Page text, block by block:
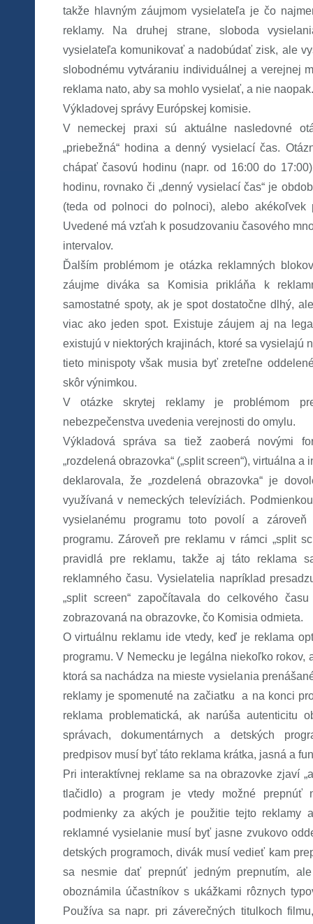
takže hlavným záujmom vysielateľa je čo
reklamy. Na druhej strane, sloboda
vysielateľa komunikovať a nadobúdať zisk, ale
slobodnému vytváraniu individuálnej a verejnej
reklama nato, aby sa mohlo vysielať, a nie
Výkladovej správy Európskej komisie.
V nemeckej praxi sú aktuálne nasledovné
„priebežná“ hodina a denný vysielací čas.
chápať časovú hodinu (napr. od 16:00 do
hodinu, rovnako či „denný vysielací čas“ je
(teda od polnoci do polnoci), alebo akékoľvek
Uvedené má vzťah k posudzovaniu časového
intervalov.
Ďalším problémom je otázka reklamných
záujme diváka sa Komisia prikláňa k
samostatné spoty, ak je spot dostatočne dlhý,
viac ako jeden spot. Existuje záujem aj na
existujú v niektorých krajinách, ktoré sa vysielajú
tieto minispoty však musia byť zreteľne
skôr výnimkou.
V otázke skrytej reklamy je problémom
nebezpečenstva uvedenia verejnosti do omylu.
Výkladová správa sa tiež zaoberá novými
„rozdelená obrazovka“ („split screen“), virtuálna
deklarovala, že „rozdelená obrazovka“ je
využívaná v nemeckých televíziách.
vysielanému programu toto povolí a
programu. Zároveň pre reklamu v rámci „split
pravidlá pre reklamu, takže aj táto reklama
reklamného času. Vysielatelia napríklad
„split screen“ započítavala do celkového
zobrazovaná na obrazovke, čo Komisia odmieta.
O virtuálnu reklamu ide vtedy, keď je reklama
programu. V Nemecku je legálna niekoľko rokov,
ktorá sa nachádza na mieste vysielania
reklamy je spomenuté na začiatku a na konci
reklama problematická, ak narúša autenticitu
správach, dokumentárnych a detských
predpisov musí byť táto reklama krátka, jasná a
Pri interaktívnej reklame sa na obrazovke zjaví
tlačidlo) a program je vtedy možné prepnúť
podmienky za akých je použitie tejto reklamy
reklamné vysielanie musí byť jasne zvukovo
detských programoch, divák musí vedieť kam
sa nesmie dať prepnúť jedným prepnutím, ale
oboznámila účastníkov s ukážkami rôznych
Používa sa napr. pri záverečných titulkoch